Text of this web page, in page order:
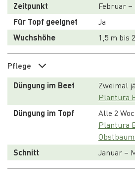
Zeitpunkt
Februar
Für Topf geeignet
Ja
Wuchshöhe
1,5 m bis
Pflege
Düngung im Beet
Zweimal
Plantura
Düngung im Topf
Alle 2
Plantura
Schnitt
Januar –